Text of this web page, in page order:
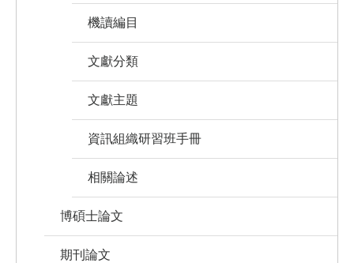
機讀編目
文獻分類
文獻主題
資訊組織研習班手冊
相關論述
博碩士論文
期刊論文